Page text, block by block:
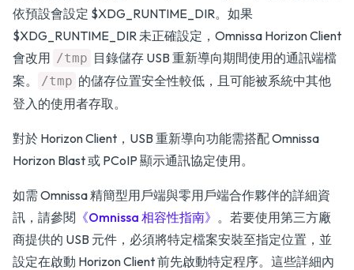
依預設會設定 $XDG_RUNTIME_DIR。如果
$XDG_RUNTIME_DIR 未正確設定，Omnissa Horizon Client
會改用 /tmp 目錄儲存 USB 重新導向期間使用的通訊端檔
案。
/tmp 的儲存位置安全性較低，且可能被系統中其他
登入的使用者存取。
對於 Horizon Client，USB 重新導向功能需搭配 Omnissa
Horizon Blast 或 PCoIP 顯示通訊協定使用。
如需 Omnissa 精簡型用戶端與零用戶端合作夥伴的詳細資
訊，請參閱 《Omnissa 相容性指南》 。若要使用第三方廠
商提供的 USB 元件，必須將特定檔案安裝至指定位置，並
設定在啟動 Horizon Client 前先啟動特定程序。這些詳細內